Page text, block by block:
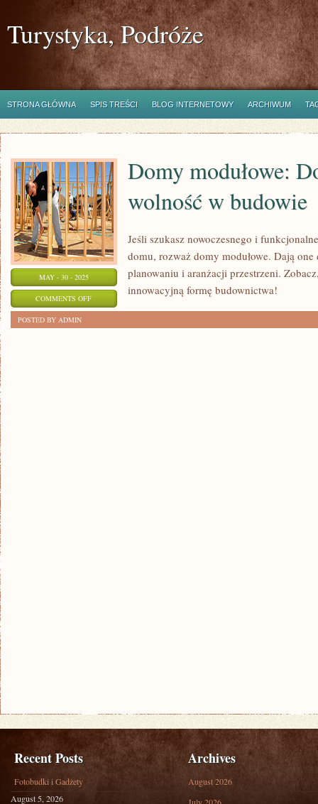
Turystyka, Podróże
STRONA GŁÓWNA SPIS TREŚCI BLOG INTERNETOWY ARCHIWUM
MAY - 30 - 2025
COMMENTS OFFON
Domy modułowe:
wolność w budowie
Jeśli szukasz nowoczesnego i
domu, rozważ domy modułowe. Dają
planowaniu i aranżacji przestrzeni.
innowacyjną formę budownictwa!
POSTED BY ADMIN
Recent Posts
Fotobudki i Gadżety
August 5, 2026
Archives
August 2026